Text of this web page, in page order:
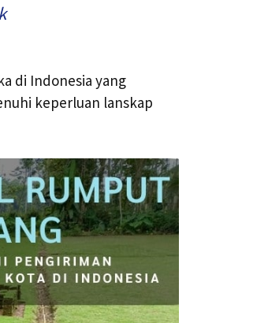
di Indonesia yang
keperluan lanskap